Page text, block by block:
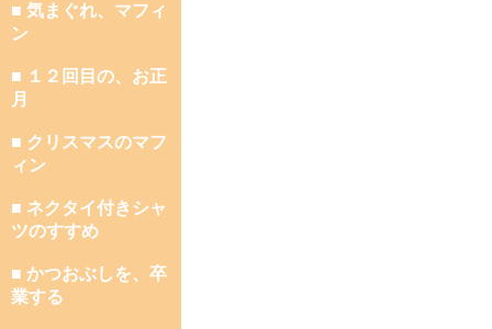
■ 気まぐれ、マフィ
ン
■ １２回目の、お正
月
■ クリスマスのマフ
ィン
■ ネクタイ付きシャ
ツのすすめ
■ かつおぶしを、卒
業する